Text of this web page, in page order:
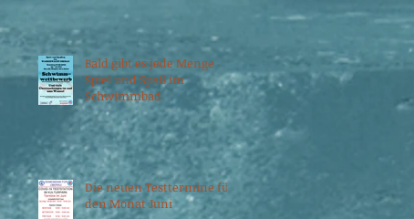
Bald gibt es jede Menge
Spiel und Spaß im
Schwimmbad
Die neuen Testtermine für
den Monat Juni